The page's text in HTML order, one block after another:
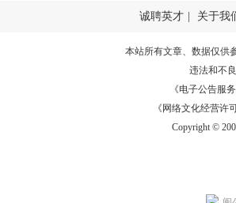
诚聘英才 关于我
本站所有文章、数据仅供
违法和不
《电子公告服务
《网络文化经营许
Copyright ©